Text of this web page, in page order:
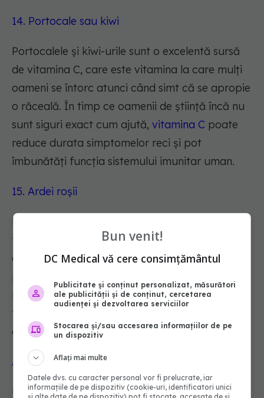
14. Portocale sau kiwi
Portocalele și kiwi-urile sunt o excelentă sursă
de vitamina C, care este vitamina la care mulți
oameni se întorc atunci când simt că se apropie
o răceală. În timp ce oamenii de știință încă nu
sunt siguri exact cum ajută, vitamina C poate
reduce durata simptomelor reci și pot
îmbunătăți funcția sistemului imunitar uman.
15. Ardei roșii
Pentru oamenii care încearcă să evite zahărul în
fructe, ardeii roșii sunt o excelentă sursă
alternativă de vitamina C. Înghețarea și prăjirea
roșu mai bine decât dacă e gătit la aburi sau
fiert, potrivit unui
gătit.
Alte metode de stimulare a sistemului imunitar
Următoarele strategii de stil de viață pot face
Bun venit!
DC Medical vă cere consimțământul
Publicitate și conținut personalizat, măsurători
ale publicității și de conținut, cercetarea
audienței și dezvoltarea serviciilor
Stocarea și/sau accesarea informațiilor de pe
un dispozitiv
Aflați mai multe
Datele dvs. cu caracter personal vor fi prelucrate, iar
informațiile de pe dispozitiv (cookie-uri, identificatori unici